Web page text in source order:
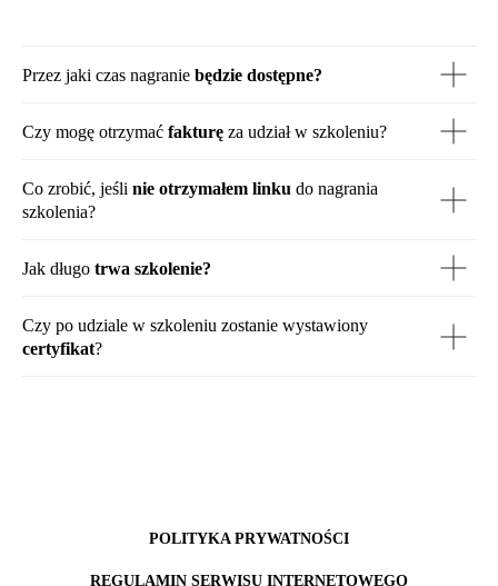
Przez jaki czas nagranie będzie dostępne?
Czy mogę otrzymać fakturę za udział w szkoleniu?
Co zrobić, jeśli nie otrzymałem linku do nagrania
szkolenia?
Jak długo trwa szkolenie?
Czy po udziale w szkoleniu zostanie wystawiony
certyfikat?
POLITYKA PRYWATNOŚCI
REGULAMIN SERWISU INTERNETOWEGO